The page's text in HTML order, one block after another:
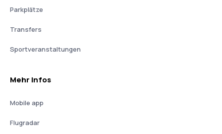
Parkplätze
Transfers
Sportveranstaltungen
Mehr Infos
Mobile app
Flugradar